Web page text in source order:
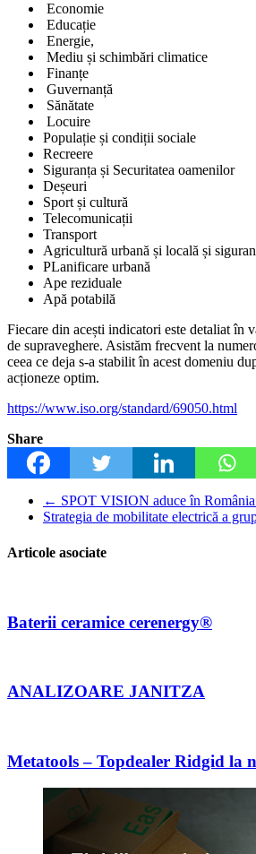
Economie
Educație
Energie,
Mediu și schimbări climatice
Finanțe
Guvernanță
Sănătate
Locuire
Populație și condiții sociale
Recreere
Siguranța și Securitatea oamenilor
Deșeuri
Sport și cultură
Telecomunicații
Transport
Agricultură urbană și locală și
PLanificare urbană
Ape reziduale
Apă potabilă
Fiecare din acești indicatori este detaliat în
de supraveghere. Asistăm frecvent la
ceea ce deja s-a stabilit în acest domeniu
acționeze optim.
https://www.iso.org/standard/69050.html
Share
← SPOT VISION aduce în
Strategia de mobilitate electrică a
Articole asociate
Baterii ceramice cerenergy®
ANALIZOARE JANITZA
Metatools – Topdealer Ridgid la